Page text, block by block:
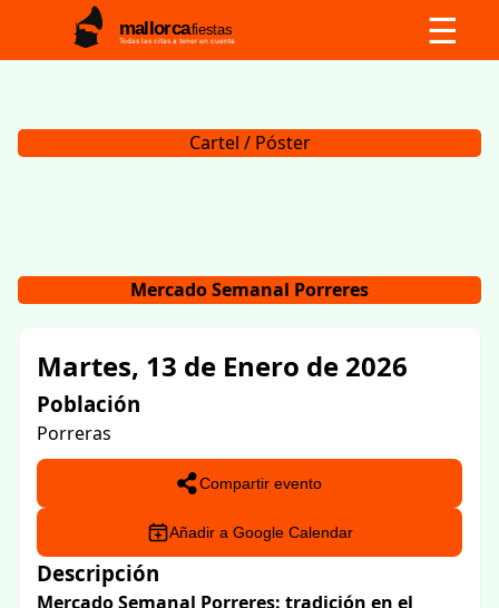
mallorcafiestas
Todas las citas a tener en cuenta ☰
Cartel / Póster
Mercado Semanal Porreres
Martes, 13 de Enero de 2026
Población
Porreras
Compartir evento
Añadir a Google Calendar
Descripción
Mercado Semanal Porreres: tradición en el